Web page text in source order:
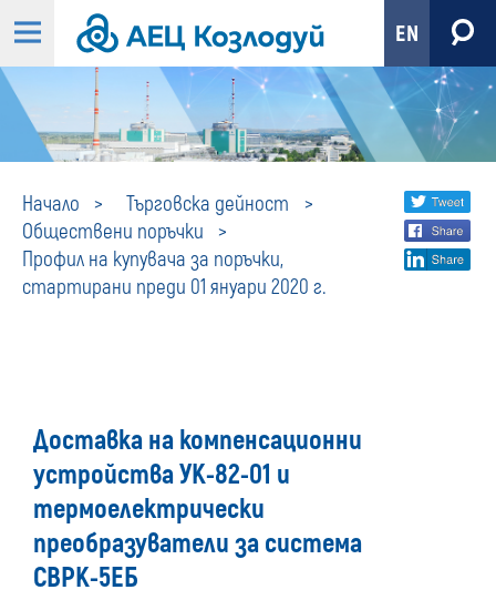
EN
Начало
Търговска дейност
Обществени поръчки
Профил на купувача за поръчки,
стартирани преди 01 януари 2020 г.
Профил
на
поръчки,
стартирани
преди
Share
social
Доставка на компенсационни
устройства УК-82-01 и
термоелектрически
преобразуватели за система
СВРК-5ЕБ